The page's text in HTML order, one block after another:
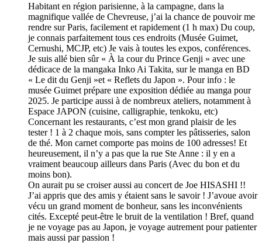
Habitant en région parisienne, à la campagne, dans la
magnifique vallée de Chevreuse, j’ai la chance de pouvoir me
rendre sur Paris, facilement et rapidement (1 h max) Du coup,
je connais parfaitement tous ces endroits (Musée Guimet,
Cernushi, MCJP, etc) Je vais à toutes les expos, conférences.
Je suis allé bien sûr « À la cour du Prince Genji » avec une
dédicace de la mangaka Inko Ai Takita, sur le manga en BD
« Le dit du Genji »et « Reflets du Japon ». Pour info : le
musée Guimet prépare une exposition dédiée au manga pour
2025. Je participe aussi à de nombreux ateliers, notamment à
Espace JAPON (cuisine, calligraphie, tenkoku, etc)
Concernant les restaurants, c’est mon grand plaisir de les
tester ! 1 à 2 chaque mois, sans compter les pâtisseries, salon
de thé. Mon carnet comporte pas moins de 100 adresses! Et
heureusement, il n’y a pas que la rue Ste Anne : il y en a
vraiment beaucoup ailleurs dans Paris (Avec du bon et du
moins bon).
On aurait pu se croiser aussi au concert de Joe HISASHI !!
J’ai appris que des amis y étaient sans le savoir ! J’avoue avoir
vécu un grand moment de bonheur, sans les inconvénients
cités. Excepté peut-être le bruit de la ventilation ! Bref, quand
je ne voyage pas au Japon, je voyage autrement pour patienter
mais aussi par passion !